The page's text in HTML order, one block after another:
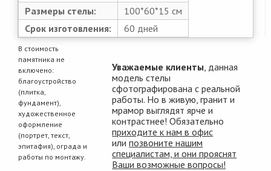
Размеры стелы:
100*60*15 см
Срок изготовления:
60 дней
В стоимость
памятника не
включено:
благоустройство
(плитка,
фундамент),
художественное
оформление
(портрет, текст,
эпитафия), ограда и
работы по монтажу.
Уважаемые клиенты , данная
модель стелы
сфотографирована с реальной
работы. Но в живую, гранит и
мрамор выглядят ярче и
контрастнее! Обязательно
приходите к нам в офис
илипозвоните нашим
специалистам, и они прояснят
Ваши возможные вопросы!